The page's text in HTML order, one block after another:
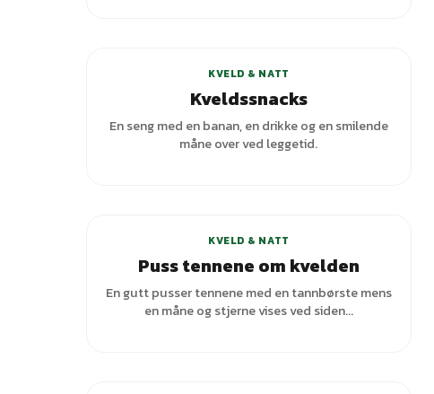
KVELD & NATT
Kveldssnacks
En seng med en banan, en drikke og en smilende
måne over ved leggetid.
KVELD & NATT
Puss tennene om kvelden
En gutt pusser tennene med en tannbørste mens
en måne og stjerne vises ved siden...